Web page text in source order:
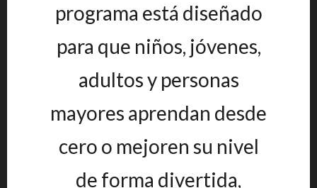
programa está diseñado
para que niños, jóvenes,
adultos y personas
mayores aprendan desde
cero o mejoren su nivel
de forma divertida,